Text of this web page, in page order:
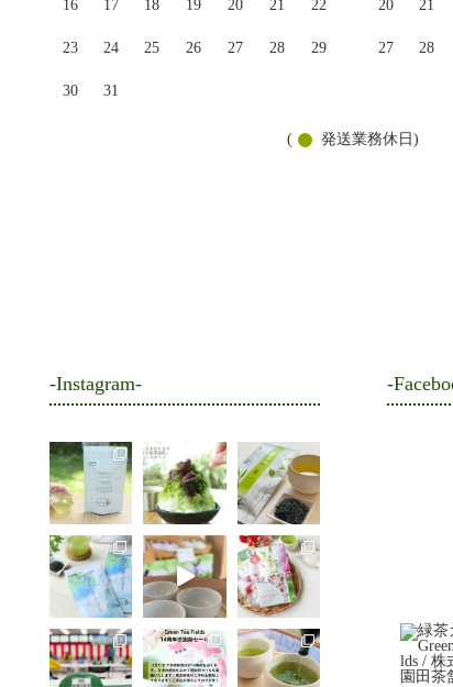
16 17 18 19 20 21 22
23 24 25 26 27 28 29
30 31
20 21
27 28
( 発送業務休日)
-Instagram- -